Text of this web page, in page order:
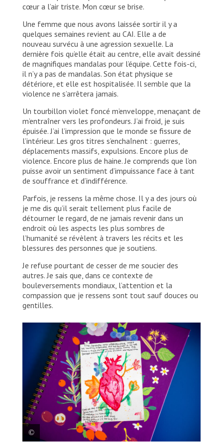
cœur a l’air triste. Mon cœur se brise.
Une femme que nous avons laissée sortir il y a
quelques semaines revient au CAI. Elle a de
nouveau survécu à une agression sexuelle. La
dernière fois qu’elle était au centre, elle avait dessiné
de magnifiques mandalas pour l’équipe. Cette fois-ci,
il n’y a pas de mandalas. Son état physique se
détériore, et elle est hospitalisée. Il semble que la
violence ne s’arrêtera jamais.
Un tourbillon violet foncé m’enveloppe, menaçant de
m’entraîner vers les profondeurs. J’ai froid, je suis
épuisée. J’ai l’impression que le monde se fissure de
l’intérieur. Les gros titres s’enchaînent : guerres,
déplacements massifs, expulsions. Encore plus de
violence. Encore plus de haine. Je comprends que l’on
puisse avoir un sentiment d’impuissance face à tant
de souffrance et d’indifférence.
Parfois, je ressens la même chose. Il y a des jours où
je me dis qu’il serait tellement plus facile de
détourner le regard, de ne jamais revenir dans un
endroit où les aspects les plus sombres de
l’humanité se révèlent à travers les récits et les
blessures des personnes que je soutiens.
Je refuse pourtant de cesser de me soucier des
autres. Je sais que, dans ce contexte de
bouleversements mondiaux, l’attention et la
compassion que je ressens sont tout sauf douces ou
gentilles.